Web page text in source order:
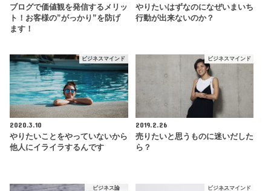
ブログで価値観を発信するメリッ
ト！お客様の”がっかり”を防げ
ます！
やりたいはずなのになぜいまいち
行動が出来ないのか？
ビジネスマインド
2020.3.10
やりたいことをやっていないから
他人にイライラするんです
ビジネスマインド
2019.2.26
売りたいと思うものに迷いだした
ら？
ビジネス論 ビジネスマインド